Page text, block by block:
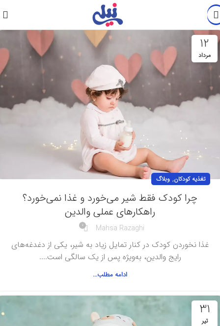
12
مرداد
تغذیه کودکان, وبلاگ
چرا کودک فقط شیر می‌خورد و غذا نمی‌خورد؟
راهکارهای عملی والدین
Mahsa Razaghi
0
غذا نخوردن کودک در کنار تمایل زیاد به شیر، یکی از دغدغه‌های
رایج والدین، به‌ویژه پس از یک سالگی است....
ادامه مطلب...
31
تیر